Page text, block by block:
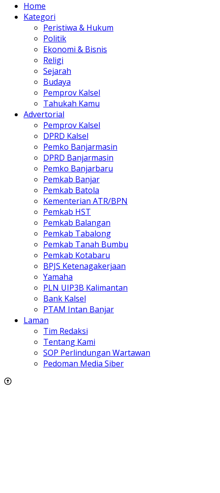
Home
Kategori
Peristiwa & Hukum
Politik
Ekonomi & Bisnis
Religi
Sejarah
Budaya
Pemprov Kalsel
Tahukah Kamu
Advertorial
Pemprov Kalsel
DPRD Kalsel
Pemko Banjarmasin
DPRD Banjarmasin
Pemko Banjarbaru
Pemkab Banjar
Pemkab Batola
Kementerian ATR/BPN
Pemkab HST
Pemkab Balangan
Pemkab Tabalong
Pemkab Tanah Bumbu
Pemkab Kotabaru
BPJS Ketenagakerjaan
Yamaha
PLN UIP3B Kalimantan
Bank Kalsel
PTAM Intan Banjar
Laman
Tim Redaksi
Tentang Kami
SOP Perlindungan Wartawan
Pedoman Media Siber